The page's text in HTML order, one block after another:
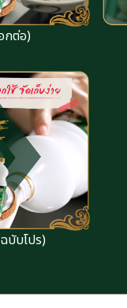
กต่อ)
บับโปร)